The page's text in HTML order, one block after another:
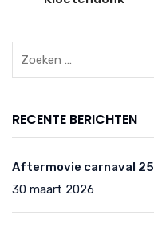
RECENTE BERICHTEN
Aftermovie carnaval
30 maart 2026